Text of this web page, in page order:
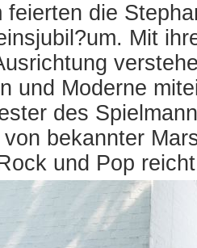
feierten die
Mit
und Moderne
des
bekannter
und Pop